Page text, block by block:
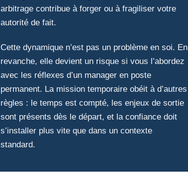
arbitrage contribue à forger ou à fragiliser votre
autorité de fait.
Cette dynamique n’est pas un problème en soi. En
revanche, elle devient un risque si vous l’abordez
avec les réflexes d’un manager en poste
permanent. La mission temporaire obéit à d’autres
règles : le temps est compté, les enjeux de sortie
sont présents dès le départ, et la confiance doit
s’installer plus vite que dans un contexte
standard.